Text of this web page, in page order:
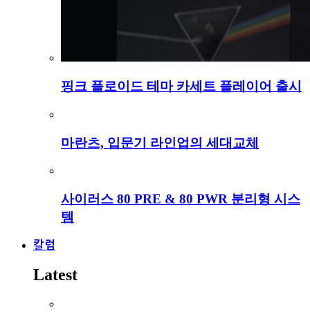
핑크 플로이드 테마 카세트 플레이어 출시
마란츠, 입문기 라인업의 세대교체
사이러스 80 PRE & 80 PWR 분리형 시스
템
칼럼
Latest